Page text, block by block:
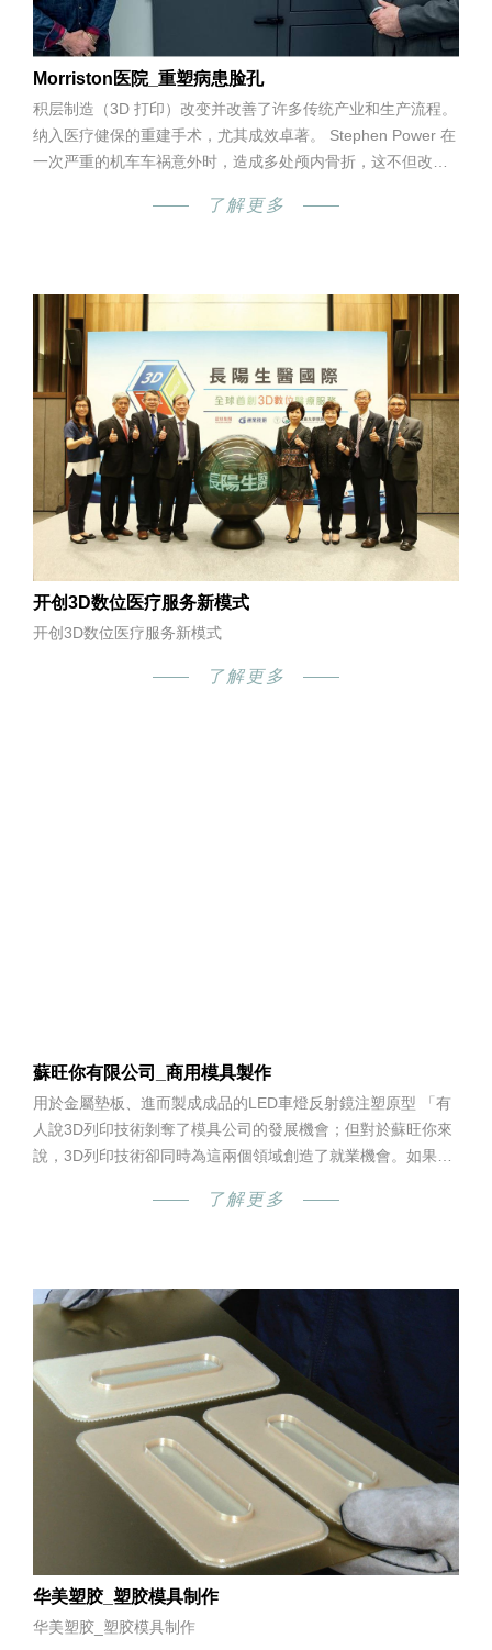
Morriston医院_重塑病患脸孔
积层制造（3D 打印）改变并改善了许多传统产业和生产流程。
纳入医疗健保的重建手术，尤其成效卓著。 Stephen Power 在
一次严重的机车车祸意外时，造成多处颅内骨折，这不但改变
了解更多
开创3D数位医疗服务新模式
开创3D数位医疗服务新模式
了解更多
蘇旺你有限公司_商用模具製作
用於金屬墊板、進而製成成品的LED車燈反射鏡注塑原型 「有
人說3D列印技術剝奪了模具公司的發展機會；但對於蘇旺你來
說，3D列印技術卻同時為這兩個領域創造了就業機會。如果這
情。」 -Yoshihiro Hashizume, 蘇旺你有限公司總裁
了解更多
华美塑胶_塑胶模具制作
华美塑胶_塑胶模具制作